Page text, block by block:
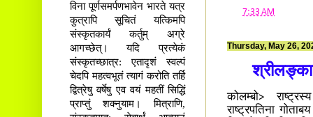
7:33 AM
Thursday, May 26,
कोलम्बो>
राष्ट्रपतिना
विना पूर्णसमर्पणभावेन भारते यत्र
कुत्रापि सूचितं यत्किमपि
संस्कृतकार्यं कर्तुम् अग्रे
आगच्छेत्। यदि प्रत्येकं
संस्कृतच्छात्र: एतादृशं स्वल्पं
चेदपि महत्वभूतं त्यागं करोति तर्हि
द्वित्रेषु वर्षेषु एव वयं महतीं सिद्धिं
प्राप्तुं शक्नुयाम। मित्राणि,